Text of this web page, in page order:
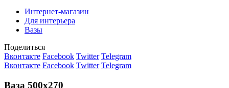
Интернет-магазин
Для интерьера
Вазы
Поделиться
Вконтакте Facebook Twitter Telegram
Вконтакте Facebook Twitter Telegram
Ваза 500х270